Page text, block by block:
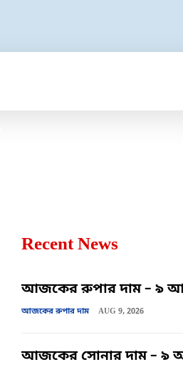
Recent News
আজকের রুপার দাম – ৯
আজকের রুপার দাম AUG 9, 2026
আজকের সোনার দাম – ৯